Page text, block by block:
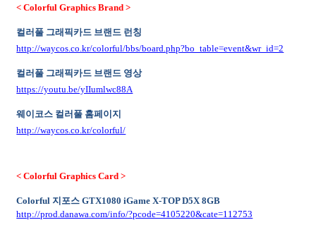
< Colorful Graphics Brand >
컬러풀 그래픽카드 브랜드 런칭
http://waycos.co.kr/colorful/bbs/board.php?bo_table=event&wr_id=2
컬러풀 그래픽카드 브랜드 영상
https://youtu.be/yIIumlwc88A
웨이코스 컬러풀 홈페이지
http://waycos.co.kr/colorful/
< Colorful Graphics Card >
Colorful지포스 GTX1080 iGame X-TOP D5X 8GB
http://prod.danawa.com/info/?pcode=4105220&cate=112753